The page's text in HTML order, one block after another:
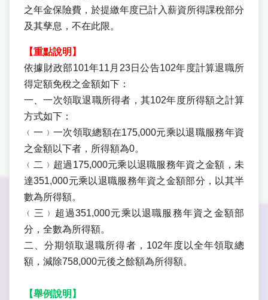
之年金保險費，於提繳年度已計入薪資所得課稅部分
及其孳息，不在此限。
【重點說明】
依據財政部101年11月23日公告102年度計算退職所
得定額免稅之金額如下：
一、一次領取退職所得者，其102年度所得額之計算
方式如下：
﹙一﹚一次領取總額在175,000元乘以退職服務年資
之金額以下者，所得額為0。
﹙二﹚超過175,000元乘以退職服務年資之金額，未
達351,000元乘以退職服務年資之金額部分，以其半
數為所得額。
﹙三﹚超過351,000元乘以退職服務年資之金額部
分，全數為所得額。
二、分期領取退職所得者，102年度以全年領取總
額，減除758,000元後之餘額為所得額。
【舉例說明】